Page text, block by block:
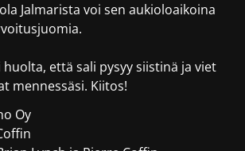
Jalmarista voi sen aukioloaikoina
että sali pysyy siistinä ja viet
mennessäsi. Kiitos!
Oy